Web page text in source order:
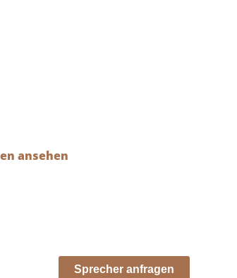
ansehen
Sprecher anfragen